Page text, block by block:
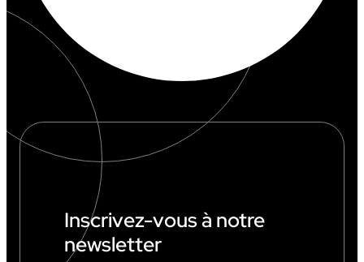
Inscrivez-vous à notre
newsletter